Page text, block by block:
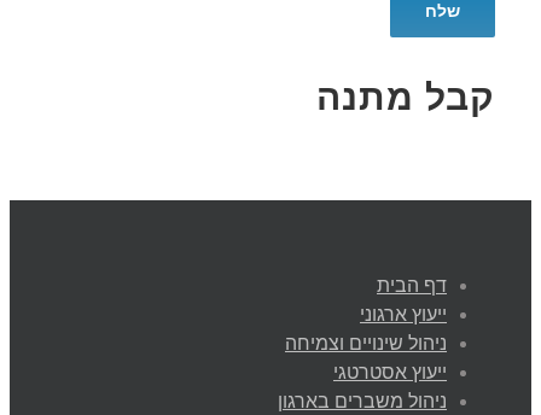
קבל מתנה
דף הבית
ייעוץ ארגוני
ניהול שינויים וצמיחה
ייעוץ אסטרטגי
ניהול משברים בארגון